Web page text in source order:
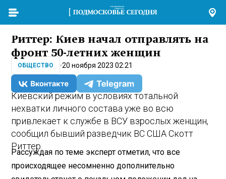
Риттер: Киев начал отправлять на
фронт 50-летних женщин
ОБЩЕСТВО 20 ноября 2023 02:21
Киевский режим в условиях тотальной
нехватки личного состава уже во всю
привлекает к службе в ВСУ взрослых женщин,
сообщил бывший разведчик ВС США Скотт
Риттер.
Рассуждая по теме эксперт отметил, что все
происходящее несомненно дополнительно